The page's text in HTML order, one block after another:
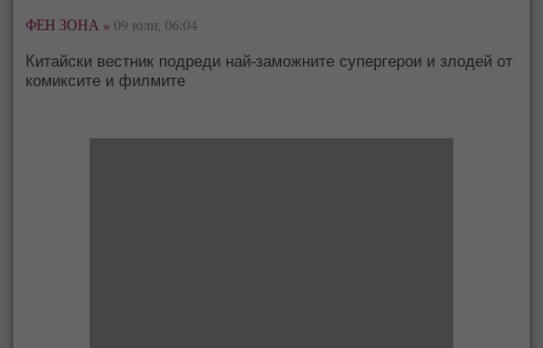
ФЕН ЗОНА » 09 юли, 06:04
Китайски вестник подреди най-заможните супергерои и злодей от
комиксите и филмите